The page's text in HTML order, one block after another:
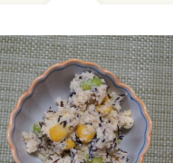
妊婦健診
お産について
親と子の結びつき支援